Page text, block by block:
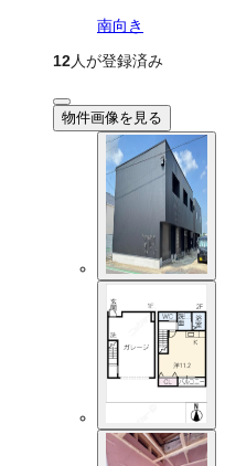
南向き
12人が登録済み
物件画像を見る